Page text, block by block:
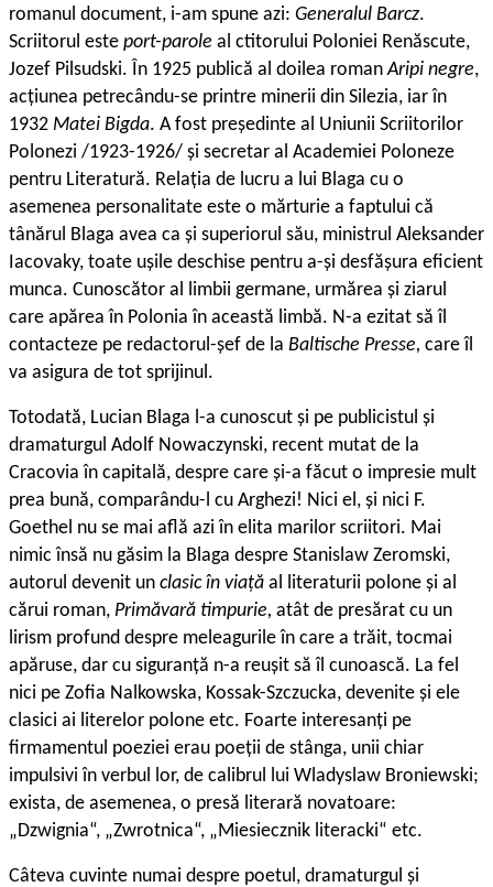
romanul document, i-am spune azi: Generalul Barcz.
Scriitorul este port-parole al ctitorului Poloniei Renăscute,
Jozef Pilsudski. În 1925 publică al doilea romanAripi negre,
acțiunea petrecându-se printre minerii din Silezia, iar în
1932 Matei Bigda. A fost președinte al Uniunii Scriitorilor
Polonezi /1923-1926/ și secretar al Academiei Poloneze
pentru Literatură. Relația de lucru a lui Blaga cu o
asemenea personalitate este o mărturie a faptului că
tânărul Blaga avea ca și superiorul său, ministrul Aleksander
Iacovaky, toate ușile deschise pentru a-și desfășura eficient
munca. Cunoscător al limbii germane, urmărea și ziarul
care apărea în Polonia în această limbă. N-a ezitat să îl
contacteze pe redactorul-șef de la Baltische Presse, care îl
va asigura de tot sprijinul.
Totodată, Lucian Blaga l-a cunoscut și pe publicistul și
dramaturgul Adolf Nowaczynski, recent mutat de la
Cracovia în capitală, despre care și-a făcut o impresie mult
prea bună, comparându-l cu Arghezi! Nici el, și nici F.
Goethel nu se mai află azi în elita marilor scriitori. Mai
nimic însă nu găsim la Blaga despre Stanislaw Zeromski,
autorul devenit un clasic în viață al literaturii polone și al
cărui roman, Primăvară timpurie, atât de presărat cu un
lirism profund despre meleagurile în care a trăit, tocmai
apăruse, dar cu siguranță n-a reușit să îl cunoască. La fel
nici pe Zofia Nalkowska, Kossak-Szczucka, devenite și ele
clasici ai literelor polone etc. Foarte interesanți pe
firmamentul poeziei erau poeții de stânga, unii chiar
impulsivi în verbul lor, de calibrul lui Wladyslaw Broniewski;
exista, de asemenea, o presă literară novatoare:
„Dzwignia“, „Zwrotnica“, „Miesiecznik literacki“ etc.
Câteva cuvinte numai despre poetul, dramaturgul și